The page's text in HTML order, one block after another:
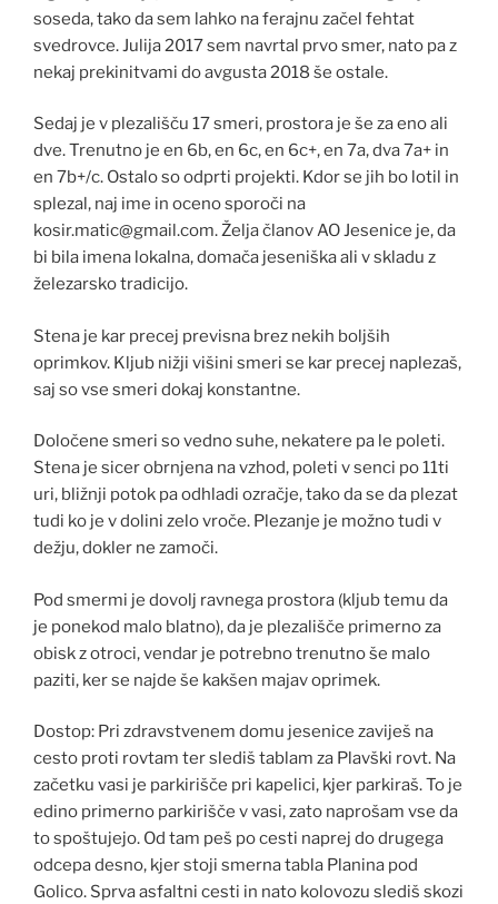
soseda, tako da sem lahko na ferajnu začel fehtat
svedrovce. Julija 2017 sem navrtal prvo smer, nato pa z
nekaj prekinitvami do avgusta 2018 še ostale.
Sedaj je v plezališču 17 smeri, prostora je še za eno ali
dve. Trenutno je en 6b, en 6c, en 6c+, en 7a, dva 7a+ in
en 7b+/c. Ostalo so odprti projekti. Kdor se jih bo lotil in
splezal, naj ime in oceno sporoči na
kosir.matic@gmail.com. Želja članov AO Jesenice je, da
bi bila imena lokalna, domača jeseniška ali v skladu z
železarsko tradicijo.
Stena je kar precej previsna brez nekih boljših
oprimkov. Kljub nižji višini smeri se kar precej naplezaš,
saj so vse smeri dokaj konstantne.
Določene smeri so vedno suhe, nekatere pa le poleti.
Stena je sicer obrnjena na vzhod, poleti v senci po 11ti
uri, bližnji potok pa odhladi ozračje, tako da se da plezat
tudi ko je v dolini zelo vroče. Plezanje je možno tudi v
dežju, dokler ne zamoči.
Pod smermi je dovolj ravnega prostora (kljub temu da
je ponekod malo blatno), da je plezališče primerno za
obisk z otroci, vendar je potrebno trenutno še malo
paziti, ker se najde še kakšen majav oprimek.
Dostop: Pri zdravstvenem domu jesenice zaviješ na
cesto proti rovtam ter slediš tablam za Plavški rovt. Na
začetku vasi je parkirišče pri kapelici, kjer parkiraš. To je
edino primerno parkirišče v vasi, zato naprošam vse da
to spoštujejo. Od tam peš po cesti naprej do drugega
odcepa desno, kjer stoji smerna tabla Planina pod
Golico. Sprva asfaltni cesti in nato kolovozu slediš skozi